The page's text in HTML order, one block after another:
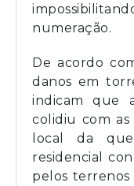
numeração.
De acordo
danos em
indicam que
colidiu com
local da
residencial
pelos terrenos